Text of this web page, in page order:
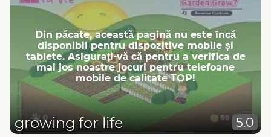
Din păcate, această pagină nu este încă
disponibil pentru dispozitive mobile și
tablete. Asigurați-vă că pentru a verifica de
mai jos noastre jocuri pentru telefoane
mobile de calitate TOP!
growing for life 5.0